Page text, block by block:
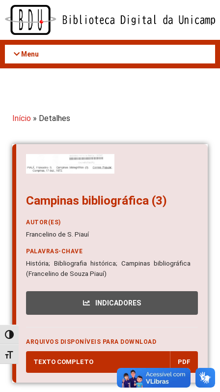
Acessar
conteúdo
Alternar alto contraste
Alternar tamanho da fonte
Menu
Início » Detalhes
Campinas bibliográfica (3)
AUTOR(ES)
Francelino de S. Piauí
PALAVRAS-CHAVE
História; Bibliografia histórica; Campinas bibliográfica
(Francelino de Souza Piauí)
INDICADORES
ARQUIVOS DISPONÍVEIS PARA DOWNLOAD
TEXTO COMPLETO PDF